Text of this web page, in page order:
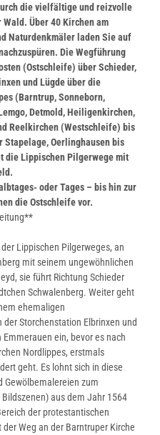
die vielfältige und reizvolle
Über 40 Kirchen am
Naturdenkmäler laden Sie auf
Die Wegführung
(Ostschleife) über Schieder,
und Lügde über die
(Barntrup, Sonneborn,
Detmold, Heiligenkirchen,
Reelkirchen (Westschleife) bis
Stapelage, Oerlinghausen bis
die Lippischen Pilgerwege mit
oder Tages – bis hin zur
die Ostschleife vor.
Lippischen Pilgerweges, an
mit seinem ungewöhnlichen
sie führt Richtung Schieder
Schwalenberg. Weiter geht
ehemaligen
Storchenstation Elbrinxen und
ein, bevor es nach
Nordlippes, erstmals
geht. Es lohnt sich in diese
Gewölbemalereien zum
aus dem Jahr 1564
der protestantischen
Weg an der Barntruper Kirche